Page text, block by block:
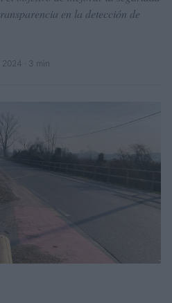
en la detección de
· 3 min